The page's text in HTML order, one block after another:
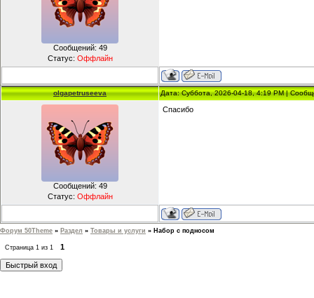
Сообщений: 49
Статус: Оффлайн
olgapetruseeva Дата: Суббота, 2026-04-18, 4:19 PM |
Сообщений: 49
Статус: Оффлайн
Спасибо
Форум 50Theme » Раздел » Товары и услуги » Набор с подносом
Страница 1 из 1 1